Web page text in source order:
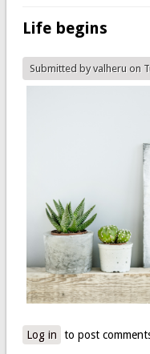
Life begins
Submitted byvalheruon
Log in to post